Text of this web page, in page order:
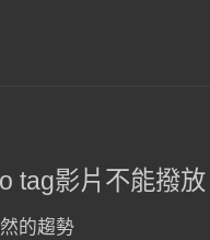
tag影片不能撥放
的趨勢